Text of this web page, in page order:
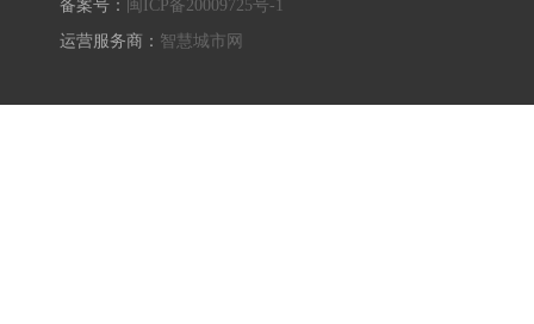
备案号： 闽ICP备20009725号-1
运营服务商： 智慧城市网